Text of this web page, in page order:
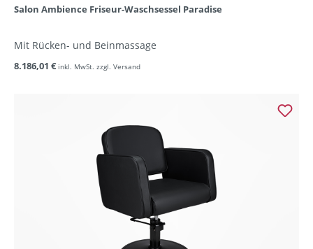
Salon Ambience Friseur-Waschsessel Paradise
Mit Rücken- und Beinmassage
8.186,01 € inkl. MwSt. zzgl. Versand